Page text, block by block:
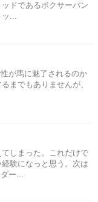
ドであるボクサーパン
...
が馬に魅了されるのか
までもありませんが、
しまった。これだけで
験になっと思う。次は
ー...